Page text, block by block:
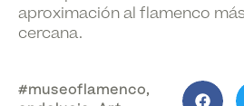
aproximación al flamenco
cercana.
#museoflamenco,